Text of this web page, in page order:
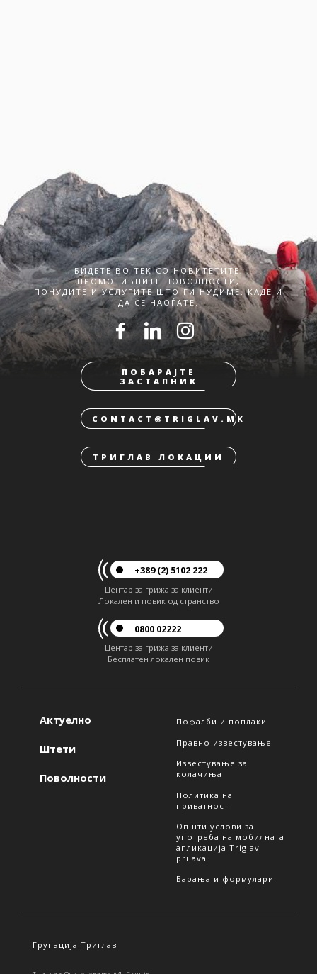
БИДЕТЕ ВО ТЕК СО НОВИТЕТИТЕ,
ПРОМОТИВНИТЕ ПОВОЛНОСТИ,
ПОНУДИТЕ И УСЛУГИТЕ ШТО ГИ НУДИМЕ. КАДЕ И
ДА СЕ НАОЃАТЕ.
ПОБАРАЈТЕ
ЗАСТАПНИК
CONTACT@TRIGLAV.MK
ТРИГЛАВ ЛОКАЦИИ
+389 (2) 5102 222
Центар за грижа за клиенти
Локален и повик од странство
0800 02222
Центар за грижа за клиенти
Бесплатен локален повик
Актуелно
Штети
Поволности
Пофалби и поплаки
Правно известување
Известување за
колачиња
Политика на
приватност
Општи услови за
употреба на мобилната
апликација Triglav
prijava
Барања и формулари
Групација Триглав